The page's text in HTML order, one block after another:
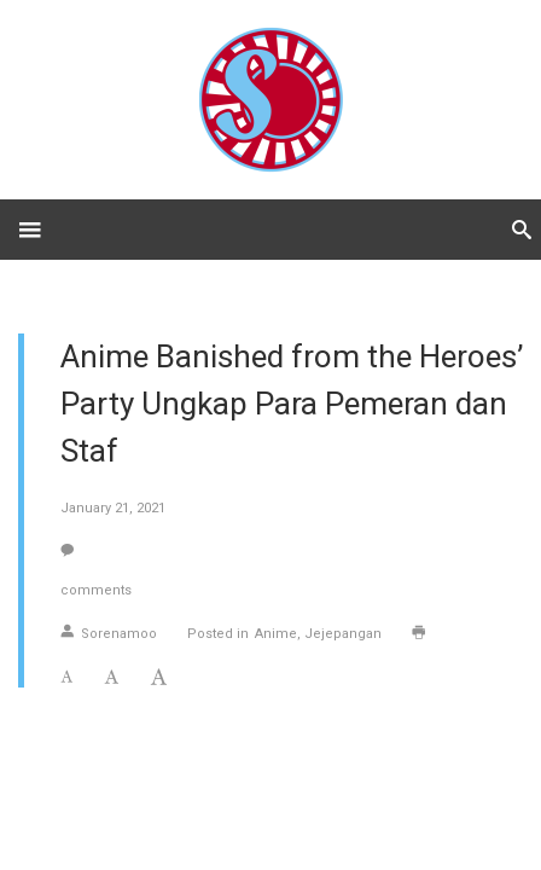
Anime Banished from the Heroes’
Party Ungkap Para Pemeran dan
Staf
January 21, 2021
comments
Sorenamoo Posted in Anime Jejepangan